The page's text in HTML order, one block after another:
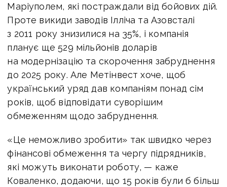
Маріуполем, які постраждали від бойових дій.
Проте викиди заводів Ілліча та Азовсталі
з 2011 року знизилися на 35%, і компанія
планує ще 529 мільйонів доларів
на модернізацію та скорочення забруднення
до 2025 року. Але Метінвест хоче, щоб
український уряд дав компаніям понад сім
років, щоб відповідати суворішим
обмеженням щодо забруднення.
«Це неможливо зробити» так швидко через
фінансові обмеження та чергу підрядників,
які можуть виконати роботу, — каже
Коваленко, додаючи, що 15 років були б більш